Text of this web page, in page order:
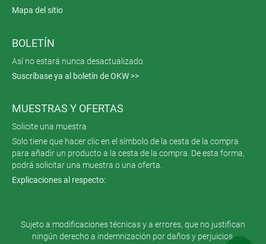
Mapa del sitio
BOLETÍN
Así no estará nunca desactualizado.
Suscríbase ya al boletín de OKW >>
MUESTRAS Y OFERTAS
Solicite una muestra
Solo tiene que hacer clic en el símbolo de la cesta de la compra
para añadir un producto a la cesta de la compra. De esta forma,
podrá solicitar una muestra o una oferta.
Explicaciones al respecto:
Sujeto a modificaciones técnicas y a errores, que no justifican
ningún derecho a indemnización por daños y perjuicios.